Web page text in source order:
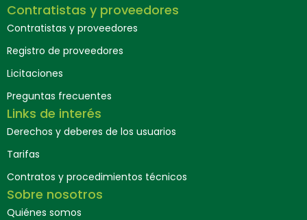
Contratistas y proveedores
Contratistas y proveedores
Registro de proveedores
Licitaciones
Preguntas frecuentes
Links de interés
Derechos y deberes de los usuarios
Tarifas
Contratos y procedimientos técnicos
Sobre nosotros
Quiénes somos